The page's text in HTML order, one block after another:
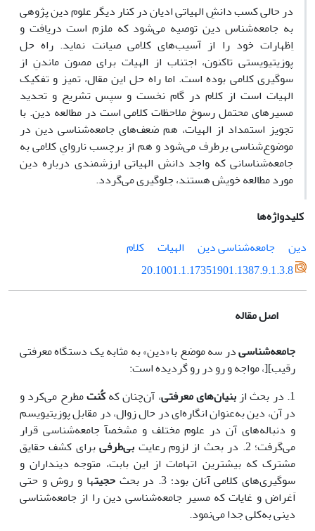
در حالی کسب دانشِ الهیاتی ادیان در کنار دیگر علوم دین پژوهی
به جامعه‌شناس دین توصیه می‌شود که ملزم است دریافت و
اِظهارات خود را از آسیب‌های کلامی صیانت نماید. راه حل
پوزیتیویستی تاکنون، اجتناب از الهیات برای مصون ماندنِ از
سوگیری کلامی بوده است. اما راه حل این مقال، تمیز و تفکیک
الهیات است از کلام در گام نخست و سپس تشریح و تحدید
مسیرهای محتمل رسوخ ملاحظات کلامی است در مطالعه دین. با
تجویز استمداد از الهیات، هم ضعف‌های جامعه‌شناسی دین در
موضوع‌شناسی برطرف می‌شود و هم از برچسب ناروایِ کلامی به
جامعه‌شناسانی که واجد دانش الهیاتی ارزشمندی درباره دین
مورد مطالعه خویش هستند، جلوگیری می‌گردد.
کلیدواژه‌ها
دین
جامعه‌شناسی دین الهیات
کلام
20.1001.1.17351901.1387.9.1.3.8
اصل مقاله
جامعه‌شناسیدر سه موضع با «دین» به مثابه یک دستگاه معرفتی
رقیب][، مواجه و رو در رو گردیده است:
1. در بحث از
بنیان‌های معرفتی، آن‌چنان کهکُنتمطرح می‌کرد و
در آن، دین به‌عنوان انگاره‌ای در حال زوال، در مقابل پوزیتیویسم
و دنباله‌های آن در علوم مختلف و مشخصآ جامعه‌شناسی قرار
می‌گرفت؛ 2. در بحث از لزوم رعایت
بی‌طرفیبرای کشف حقایق
مشترک که بیشترین اتهامات از این بابت، متوجه دینداران و
سوگیری‌های کلامی آنان بود؛ 3. در بحث
حجیتها و روش و حتی
اَغراض و غایات که مسیر جامعه‌شناسی دین را از جامعه‌شناسی
دینی به‌کلی جدا می‌نمود.